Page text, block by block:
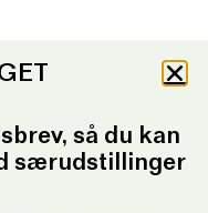
så du kan
særudstillinger